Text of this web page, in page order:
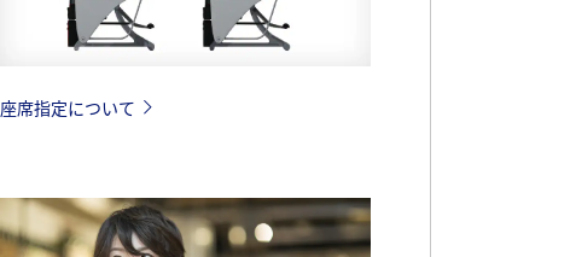
座席指定について